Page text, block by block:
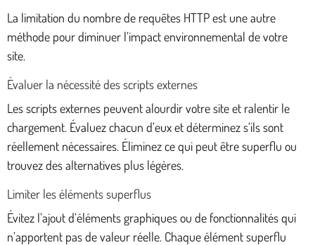
La limitation du nombre de requêtes HTTP est une autre
méthode pour diminuer l’impact environnemental de votre
site.
Évaluer la nécessité des scripts externes
Les scripts externes peuvent alourdir votre site et ralentir le
chargement. Évaluez chacun d’eux et déterminez s’ils sont
réellement nécessaires. Éliminez ce qui peut être superflu ou
trouvez des alternatives plus légères.
Limiter les éléments superflus
Évitez l’ajout d’éléments graphiques ou de fonctionnalités qui
n’apportent pas de valeur réelle. Chaque élément superflu